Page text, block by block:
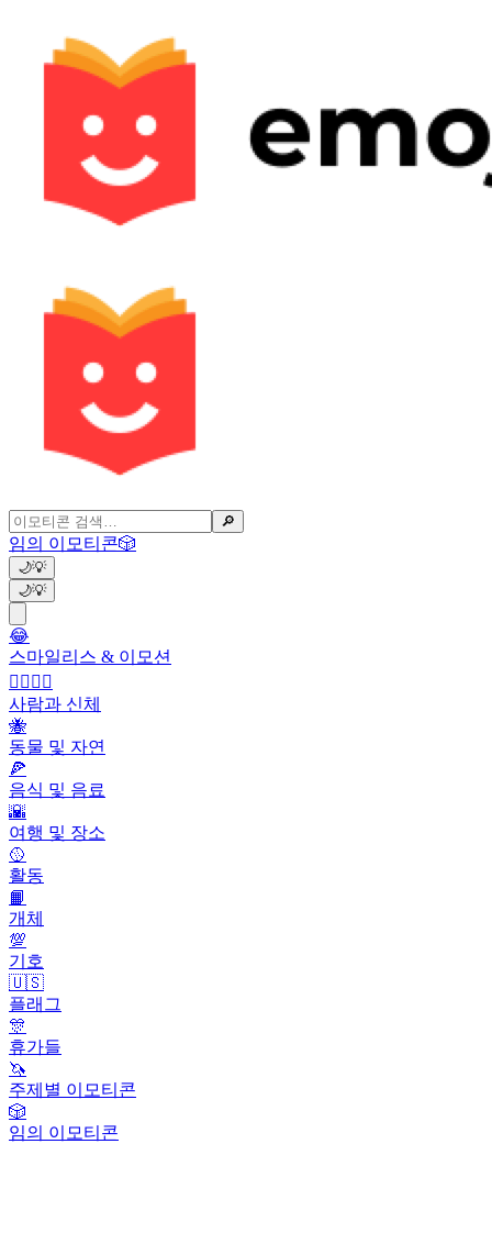
🔎
임의 이모티콘🎲
🌙💡
🌙💡
😂
스마일리스 & 이모션
👩‍❤️‍💋‍👨
사람과 신체
🐝
동물 및 자연
🍕
음식 및 음료
🌇
여행 및 장소
🥎
활동
📙
개체
💯
기호
🇺🇸
플래그
🎊
휴가들
🦄
주제별 이모티콘
🎲
임의 이모티콘